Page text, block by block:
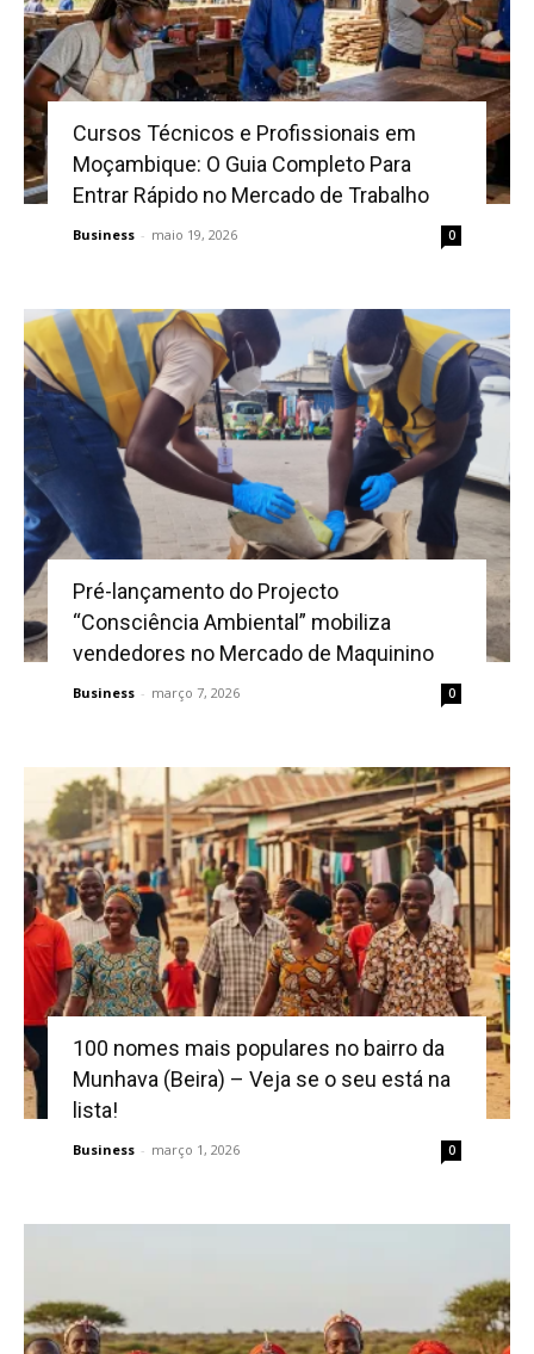
Cursos Técnicos e Profissionais em
Moçambique: O Guia Completo Para
Entrar Rápido no Mercado de Trabalho
Business - maio 19, 2026 0
Pré-lançamento do Projecto
“Consciência Ambiental” mobiliza
vendedores no Mercado de Maquinino
Business - março 7, 2026 0
100 nomes mais populares no bairro da
Munhava (Beira) – Veja se o seu está na
lista!
Business - março 1, 2026 0